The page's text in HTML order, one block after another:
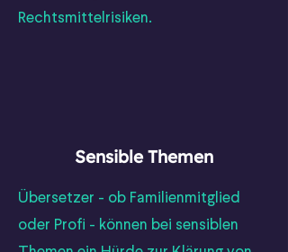
Rechtsmittelrisiken.
Sensible Themen
Übersetzer - ob Familienmitglied
oder Profi - können bei sensiblen